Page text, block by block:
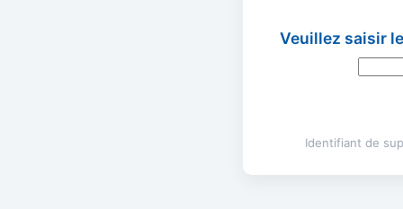
Veuillez saisir
Identifiant de